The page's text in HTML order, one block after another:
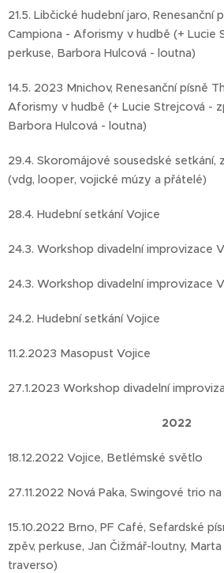
21.5. Libčické hudební jaro, Renesanční
Campiona - Aforismy v hudbě (+ Lucie
perkuse, Barbora Hulcová - loutna)
14.5. 2023 Mnichov, Renesanční písně
Aforismy v hudbě (+ Lucie Strejcová -
Barbora Hulcová - loutna)
29.4. Skoromájové sousedské setkání,
(vdg, looper, vojické múzy a přátelé)
28.4. Hudební setkání Vojice
24.3. Workshop divadelní improvizace
24.3. Workshop divadelní improvizace
24.2. Hudební setkání Vojice
11.2.2023 Masopust Vojice
27.1.2023 Workshop divadelní
2022
18.12.2022 Vojice, Betlémské světlo
27.11.2022 Nová Paka, Swingové trio
15.10.2022 Brno, PF Café, Sefardské
zpěv, perkuse, Jan Čižmář-loutny,
traverso)